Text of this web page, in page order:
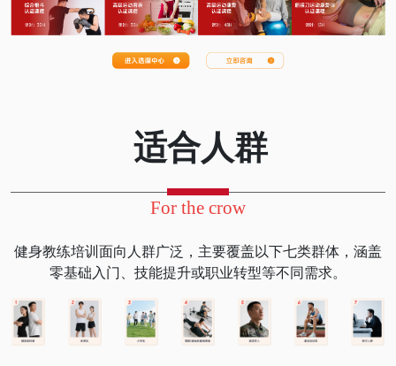
适合人群
For the crow
健身教练培训面向人群广泛，主要覆盖以下七类群体，涵盖
零基础入门、技能提升或职业转型等不同需求。